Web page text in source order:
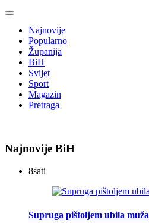
Najnovije
Popularno
Županija
BiH
Svijet
Sport
Magazin
Pretraga
Najnovije BiH
8sati
Supruga pištoljem ubila muža